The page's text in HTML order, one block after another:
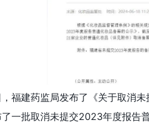
福建药监局发布了《关于取消
一批取消未提交2023年度报告